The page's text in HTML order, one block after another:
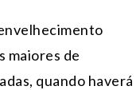
maiores de
quando haverá